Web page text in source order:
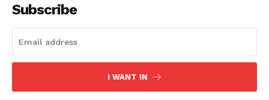
Subscribe
I WANT IN